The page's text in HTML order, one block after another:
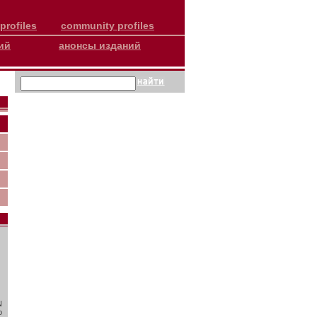
community profiles
анонсы изданий